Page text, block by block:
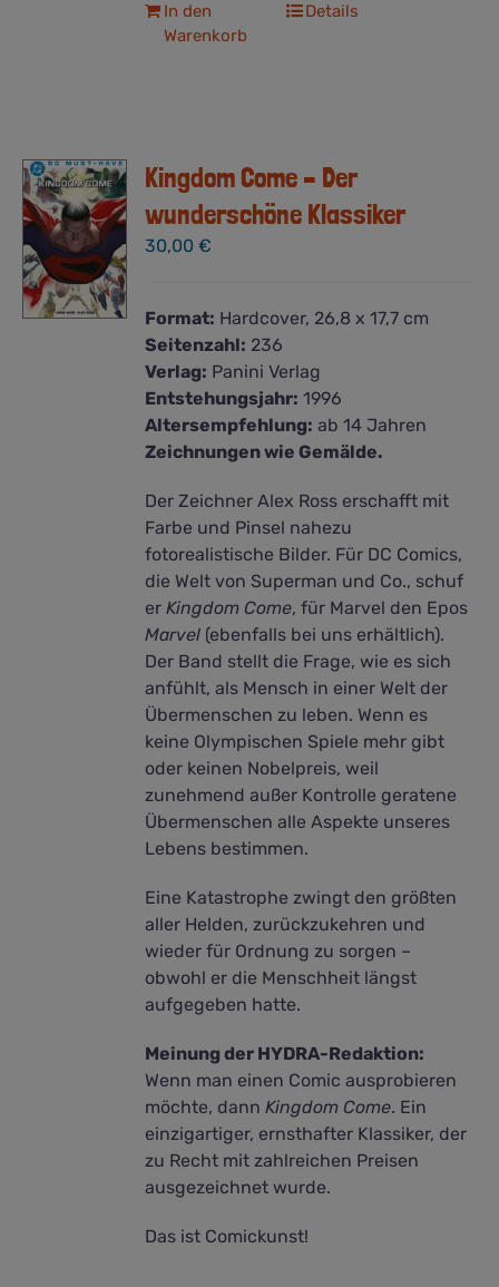
In den
Warenkorb
Details
Kingdom Come – Der
wunderschöne Klassiker
30,00€
Format: Hardcover, 26,8 x 17,7 cm
Seitenzahl: 236
Verlag: Panini Verlag
Entstehungsjahr: 1996
Altersempfehlung: ab 14 Jahren
Zeichnungen wie Gemälde.
Der Zeichner Alex Ross erschafft mit
Farbe und Pinsel nahezu
fotorealistische Bilder. Für DC Comics,
die Welt von Superman und Co., schuf
erKingdom Come, für Marvel den Epos
Marvel (ebenfalls bei uns erhältlich).
Der Band stellt die Frage, wie es sich
anfühlt, als Mensch in einer Welt der
Übermenschen zu leben. Wenn es
keine Olympischen Spiele mehr gibt
oder keinen Nobelpreis, weil
zunehmend außer Kontrolle geratene
Übermenschen alle Aspekte unseres
Lebens bestimmen.
Eine Katastrophe zwingt den größten
aller Helden, zurückzukehren und
wieder für Ordnung zu sorgen –
obwohl er die Menschheit längst
aufgegeben hatte.
Meinung der HYDRA-Redaktion:
Wenn man einen Comic ausprobieren
möchte, dannKingdom Come. Ein
einzigartiger, ernsthafter Klassiker, der
zu Recht mit zahlreichen Preisen
ausgezeichnet wurde.
Das ist Comickunst!